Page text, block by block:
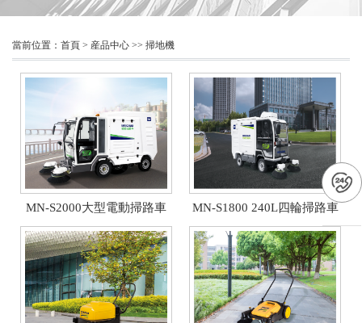
當前位置： 首頁 > 産品中心 >> 掃地機
MN-S2000大型電動掃路車
MN-S1800 240L四輪掃路車